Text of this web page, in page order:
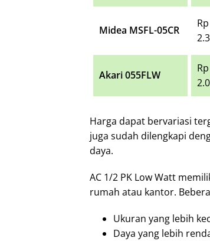
Midea MSFL-05CR
Rp
Akari 055FLW
Rp
Harga dapat bervariasi
juga sudah dilengkapi
daya.
AC 1/2 PK Low Watt
rumah atau kantor.
Ukuran yang lebih
Daya yang lebih